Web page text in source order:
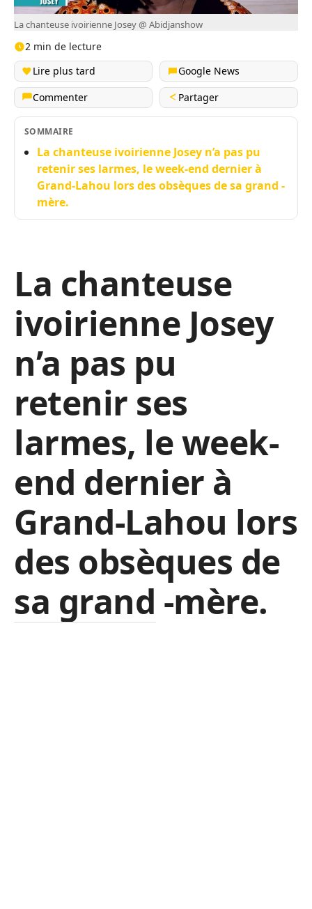
La chanteuse ivoirienne Josey @ Abidjanshow
2 min de lecture
Lire plus tard
Google News
Commenter
Partager
SOMMAIRE
La chanteuse ivoirienne Josey n’a pas pu
retenir ses larmes, le week-end dernier à
Grand-Lahou lors des obsèques de sa grand -
mère.
La chanteuse
ivoirienne Josey
n’a pas pu
retenir ses
larmes, le week-
end dernier à
Grand-Lahou lors
des obsèques de
sa grand -mère.